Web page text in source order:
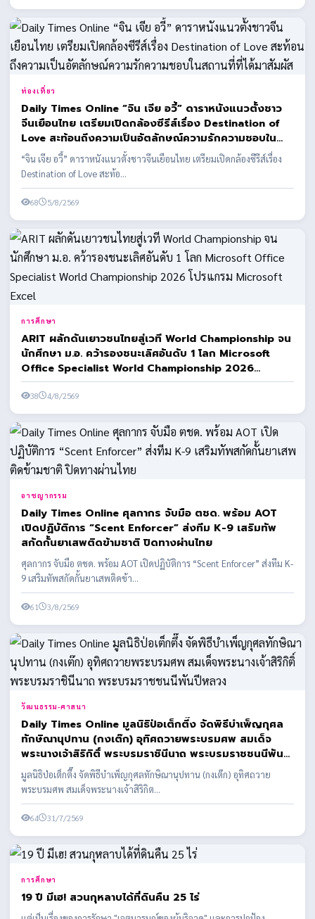
ท่องเที่ยว
Daily Times Online “จิน เจีย อวี้” ดาราหนังแนวตั้งชาว
จีนเยือนไทย เตรียมเปิดกล้องซีรีส์เรื่อง Destination of
Love สะท้อนถึงความเป็นอัตลักษณ์ความรักความชอบใน
สถานที่ที่ได้มาสัมผัส
“จิน เจีย อวี้” ดาราหนังแนวตั้งชาวจีนเยือนไทย เตรียมเปิดกล้องซีรีส์เรื่อง
Destination of Love สะท้อ...
68 5/8/2569
การศึกษา
ARIT ผลักดันเยาวชนไทยสู่เวที World Championship จน
นักศึกษา ม.อ. คว้ารองชนะเลิศอันดับ 1 โลก Microsoft
Office Specialist World Championship 2026
โปรแกรม Microsoft Excel
38 4/8/2569
อาชญากรรม
Daily Times Online ศุลกากร จับมือ ตชด. พร้อม AOT
เปิดปฏิบัติการ “Scent Enforcer” ส่งทีม K-9 เสริมทัพ
สกัดกั้นยาเสพติดข้ามชาติ ปิดทางผ่านไทย
ศุลกากร จับมือ ตชด. พร้อม AOT เปิดปฏิบัติการ “Scent Enforcer” ส่งทีม K-
9 เสริมทัพสกัดกั้นยาเสพติดข้า...
61 3/8/2569
วัฒนธรรม-ศาสนา
Daily Times Online มูลนิธิป่อเต็กตึ๊ง จัดพิธีบำเพ็ญกุศล
ทักษิณานุปทาน (กงเต๊ก) อุทิศถวายพระบรมศพ สมเด็จ
พระนางเจ้าสิริกิติ์ พระบรมราชินีนาถ พระบรมราชชนนีพันปี
หลวง
มูลนิธิป่อเต็กตึ๊ง จัดพิธีบำเพ็ญกุศลทักษิณานุปทาน (กงเต๊ก) อุทิศถวาย
พระบรมศพ สมเด็จพระนางเจ้าสิริกิต...
64 31/7/2569
การศึกษา
19 ปี มีเฮ! สวนกุหลาบได้ที่ดินคืน 25 ไร่